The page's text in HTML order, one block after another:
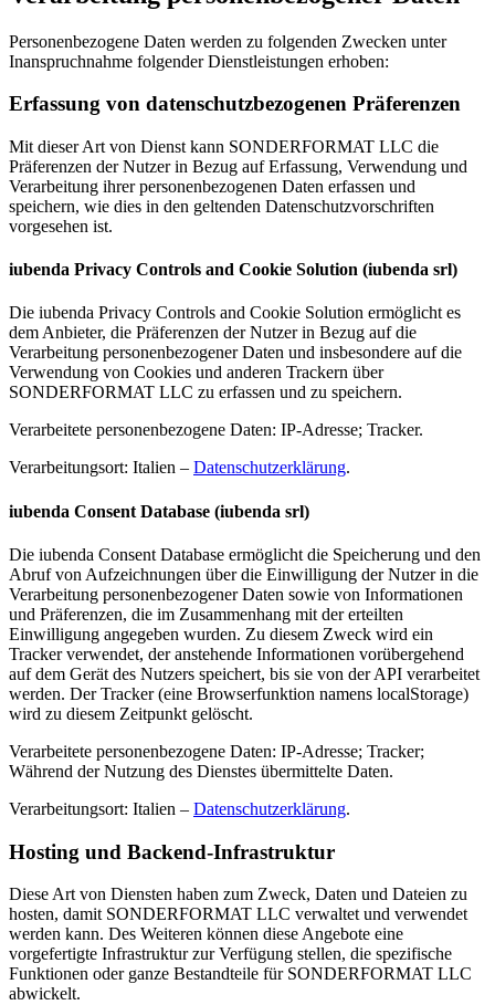
Personenbezogene Daten werden zu folgenden Zwecken unter
Inanspruchnahme folgender Dienstleistungen erhoben:
Erfassung von datenschutzbezogenen Präferenzen
Mit dieser Art von Dienst kann SONDERFORMAT LLC die
Präferenzen der Nutzer in Bezug auf Erfassung, Verwendung und
Verarbeitung ihrer personenbezogenen Daten erfassen und
speichern, wie dies in den geltenden Datenschutzvorschriften
vorgesehen ist.
iubenda Privacy Controls and Cookie Solution (iubenda srl)
Die iubenda Privacy Controls and Cookie Solution ermöglicht es
dem Anbieter, die Präferenzen der Nutzer in Bezug auf die
Verarbeitung personenbezogener Daten und insbesondere auf die
Verwendung von Cookies und anderen Trackern über
SONDERFORMAT LLC zu erfassen und zu speichern.
Verarbeitete personenbezogene Daten: IP-Adresse; Tracker.
Verarbeitungsort: Italien – Datenschutzerklärung.
iubenda Consent Database (iubenda srl)
Die iubenda Consent Database ermöglicht die Speicherung und den
Abruf von Aufzeichnungen über die Einwilligung der Nutzer in die
Verarbeitung personenbezogener Daten sowie von Informationen
und Präferenzen, die im Zusammenhang mit der erteilten
Einwilligung angegeben wurden. Zu diesem Zweck wird ein
Tracker verwendet, der anstehende Informationen vorübergehend
auf dem Gerät des Nutzers speichert, bis sie von der API verarbeitet
werden. Der Tracker (eine Browserfunktion namens localStorage)
wird zu diesem Zeitpunkt gelöscht.
Verarbeitete personenbezogene Daten: IP-Adresse; Tracker;
Während der Nutzung des Dienstes übermittelte Daten.
Verarbeitungsort: Italien – Datenschutzerklärung.
Hosting und Backend-Infrastruktur
Diese Art von Diensten haben zum Zweck, Daten und Dateien zu
hosten, damit SONDERFORMAT LLC verwaltet und verwendet
werden kann. Des Weiteren können diese Angebote eine
vorgefertigte Infrastruktur zur Verfügung stellen, die spezifische
Funktionen oder ganze Bestandteile für SONDERFORMAT LLC
abwickelt.